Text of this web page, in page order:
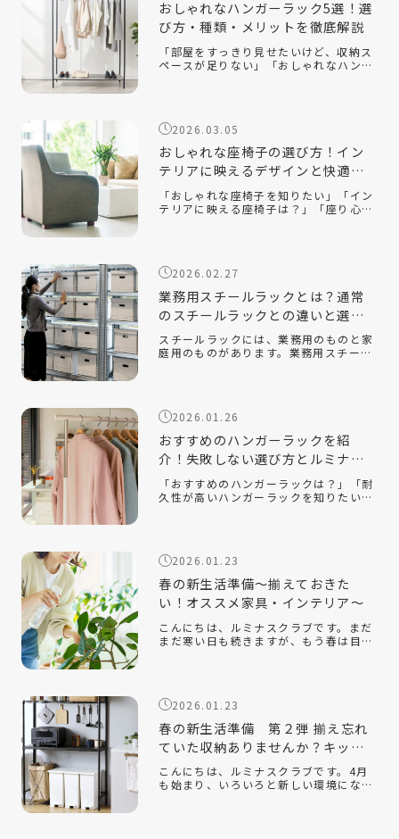
おしゃれなハンガーラック5選！選
び方・種類・メリットを徹底解説
「部屋をすっきり見せたいけど、収納ス
ペースが足りない」「おしゃれなハンガ
間を […]
2026.03.05
おしゃれな座椅子の選び方！イン
テリアに映えるデザインと快適性
を両立するコツ
「おしゃれな座椅子を知りたい」「イン
テリアに映える座椅子は？」「座り心地
せる […]
2026.02.27
業務用スチールラックとは？通常
のスチールラックとの違いと選ぶ
ポイントを解説！
スチールラックには、業務用のものと家
庭用のものがあります。業務用スチール
選べ […]
2026.01.26
おすすめのハンガーラックを紹
介！失敗しない選び方とルミナス
クラブ人気モデルを解説
「おすすめのハンガーラックは？」「耐
久性が高いハンガーラックを知りたい」
ーゼッ […]
2026.01.23
春の新生活準備～揃えておきた
い！オススメ家具・インテリア～
こんにちは、ルミナスクラブです。まだ
まだ寒い日も続きますが、もう春は目の
の家 […]
2026.01.23
春の新生活準備 第２弾 揃え忘れ
ていた収納ありませんか？キッチ
ン収納編
こんにちは、ルミナスクラブです。4月
も始まり、いろいろと新しい環境にな